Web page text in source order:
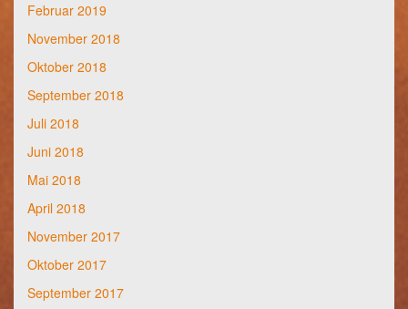
Februar 2019
November 2018
Oktober 2018
September 2018
Juli 2018
Juni 2018
Mai 2018
April 2018
November 2017
Oktober 2017
September 2017